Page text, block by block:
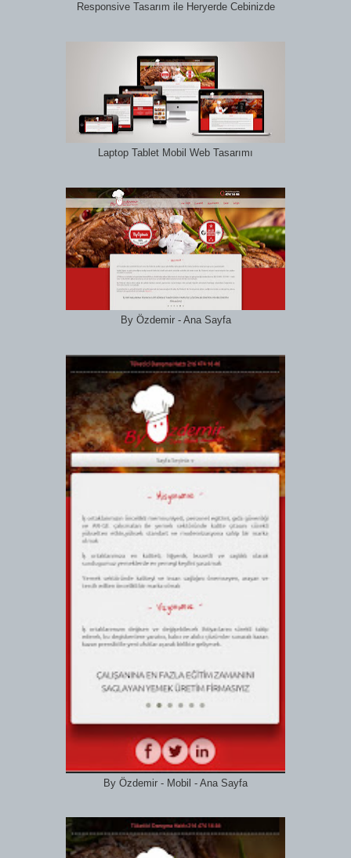
Responsive Tasarım ile Heryerde Cebinizde
Laptop Tablet Mobil Web Tasarımı
By Özdemir - Ana Sayfa
By Özdemir - Mobil - Ana Sayfa